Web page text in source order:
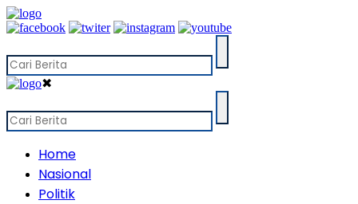
✖
Home
Nasional
Politik